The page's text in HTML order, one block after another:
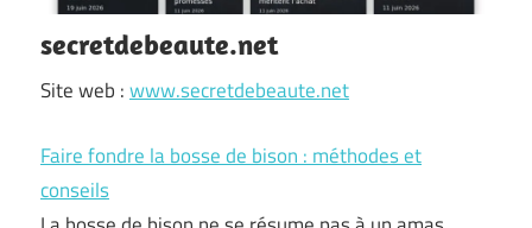
secretdebeaute.net
Site web :www.secretdebeaute.net
Faire fondre la bosse de bison : méthodes et
conseils